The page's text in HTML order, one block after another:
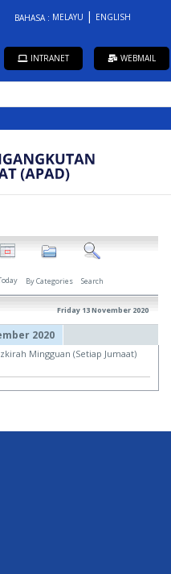
BAHASA : MELAYU ENGLISH
INTRANET WEBMAIL
By Categories Search
Friday 13 November 2020
2020
Mingguan (Setiap Jumaat)